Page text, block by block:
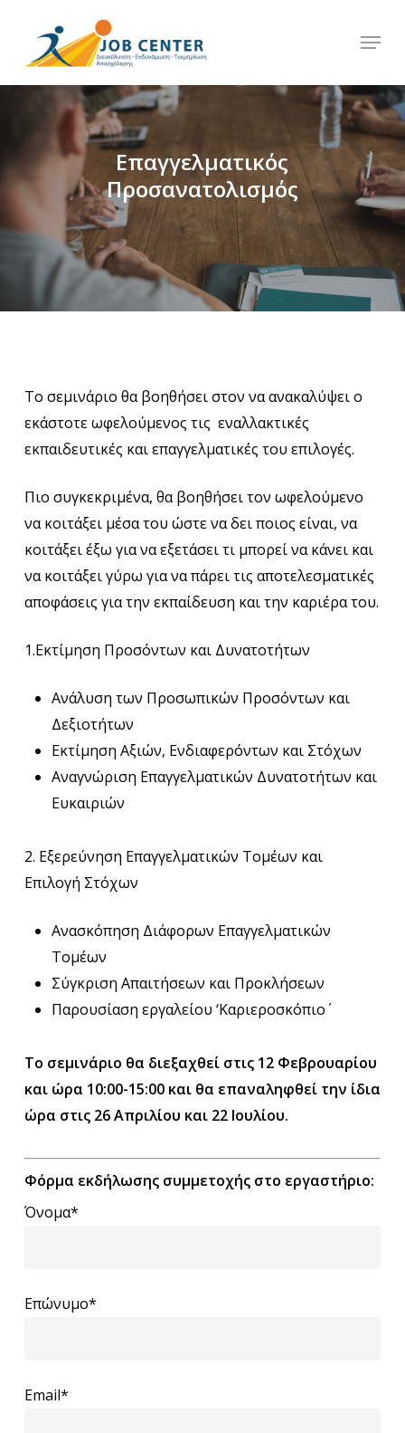
main
content
Menu
Επαγγελματικός
Προσανατολισμός
Το σεμινάριο θα βοηθήσει στον να ανακαλύψει ο
εκάστοτε ωφελούμενος τις εναλλακτικές
εκπαιδευτικές και επαγγελματικές του επιλογές.
Πιο συγκεκριμένα, θα βοηθήσει τον ωφελούμενο
να κοιτάξει μέσα του ώστε να δει ποιος είναι, να
κοιτάξει έξω για να εξετάσει τι μπορεί να κάνει και
να κοιτάξει γύρω για να πάρει τις αποτελεσματικές
αποφάσεις για την εκπαίδευση και την καριέρα του.
1.Εκτίμηση Προσόντων και Δυνατοτήτων
Ανάλυση των Προσωπικών Προσόντων και
Δεξιοτήτων
Εκτίμηση Αξιών, Ενδιαφερόντων και Στόχων
Αναγνώριση Επαγγελματικών Δυνατοτήτων και
Ευκαιριών
2. Εξερεύνηση Επαγγελματικών Τομέων και
Επιλογή Στόχων
Ανασκόπηση Διάφορων Επαγγελματικών
Τομέων
Σύγκριση Απαιτήσεων και Προκλήσεων
Παρουσίαση εργαλείου ‘Καριεροσκόπιο΄
Το σεμινάριο θα διεξαχθεί στις 12 Φεβρουαρίου
και ώρα 10:00-15:00 και θα επαναληφθεί την ίδια
ώρα στις 26 Απριλίου και 22 Ιουλίου.
Φόρμα εκδήλωσης συμμετοχής στο εργαστήριο:
Όνομα*
Επώνυμο*
Email*
Menu